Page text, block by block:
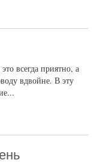
всегда приятно, а
вдвойне. В эту